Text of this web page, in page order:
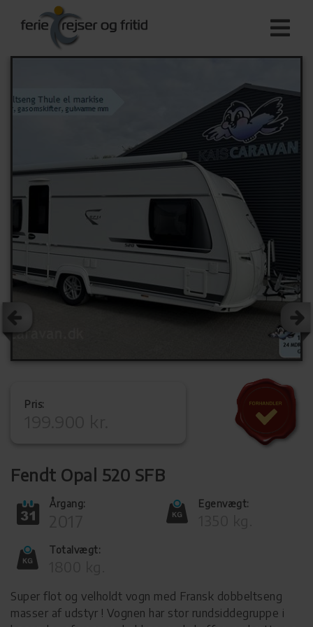
Pris:
Fendt Opal 520 SFB
Årgang: Egenvægt:
Totalvægt:
Super flot og velholdt vogn med Fransk dobbeltseng
masser af udstyr ! Vognen har stor rundsiddegruppe i